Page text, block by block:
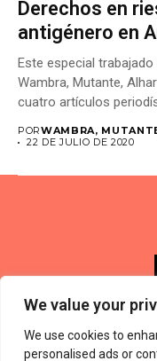
We value your
We use cookies to
personalised ads or
Derechos en
antigénero en
Este especial
Wambra, Mutante,
cuatro artículos
PORWAMBRA,
22 DE JULIO DE 2020
Términos De Uso